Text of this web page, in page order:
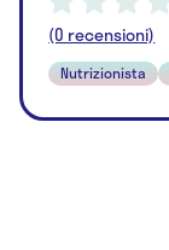
(0 recensioni)
Nutrizionista